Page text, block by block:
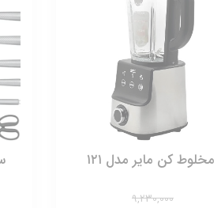
مخلوط کن مایر مدل ۱۲۱
9,230,000